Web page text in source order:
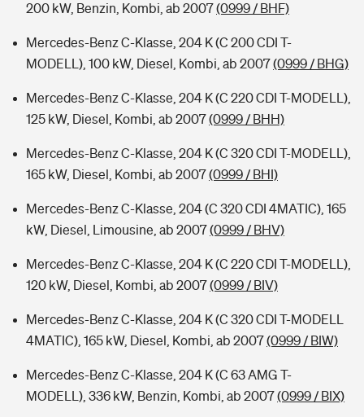
200 kW, Benzin, Kombi, ab 2007(0999 / BHF)
Mercedes-Benz C-Klasse, 204 K (C 200 CDI T-
MODELL), 100 kW, Diesel, Kombi, ab 2007(0999 / BHG)
Mercedes-Benz C-Klasse, 204 K (C 220 CDI T-MODELL),
125 kW, Diesel, Kombi, ab 2007(0999 / BHH)
Mercedes-Benz C-Klasse, 204 K (C 320 CDI T-MODELL),
165 kW, Diesel, Kombi, ab 2007(0999 / BHI)
Mercedes-Benz C-Klasse, 204 (C 320 CDI 4MATIC), 165
kW, Diesel, Limousine, ab 2007(0999 / BHV)
Mercedes-Benz C-Klasse, 204 K (C 220 CDI T-MODELL),
120 kW, Diesel, Kombi, ab 2007(0999 / BIV)
Mercedes-Benz C-Klasse, 204 K (C 320 CDI T-MODELL
4MATIC), 165 kW, Diesel, Kombi, ab 2007(0999 / BIW)
Mercedes-Benz C-Klasse, 204 K (C 63 AMG T-
MODELL), 336 kW, Benzin, Kombi, ab 2007(0999 / BIX)